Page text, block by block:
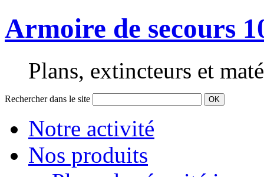
Armoire de secours
Plans, extincteurs et
Rechercher dans le site OK
Notre activité
Nos produits